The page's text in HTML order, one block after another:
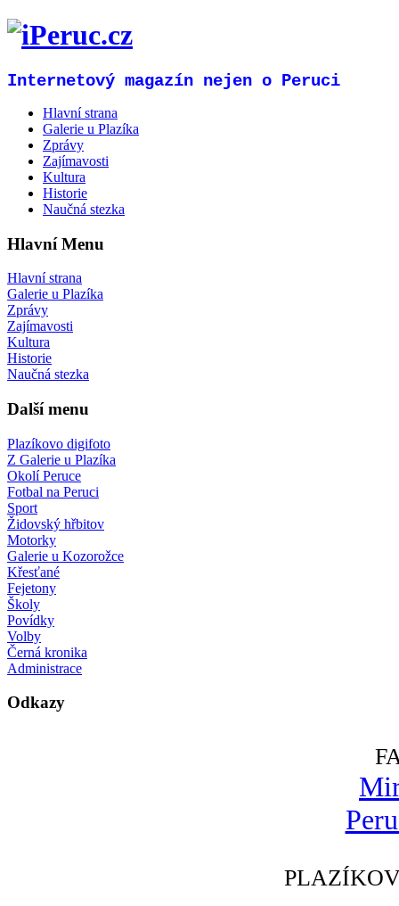
Internetový magazín nejen o Peruci
Hlavní strana
Galerie u Plazíka
Zprávy
Zajímavosti
Kultura
Historie
Naučná stezka
Hlavní Menu
Hlavní strana
Galerie u Plazíka
Zprávy
Zajímavosti
Kultura
Historie
Naučná stezka
Další menu
Plazíkovo digifoto
Z Galerie u Plazíka
Okolí Peruce
Fotbal na Peruci
Sport
Židovský hřbitov
Motorky
Galerie u Kozorožce
Křesťané
Fejetony
Školy
Povídky
Volby
Černá kronika
Administrace
Odkazy